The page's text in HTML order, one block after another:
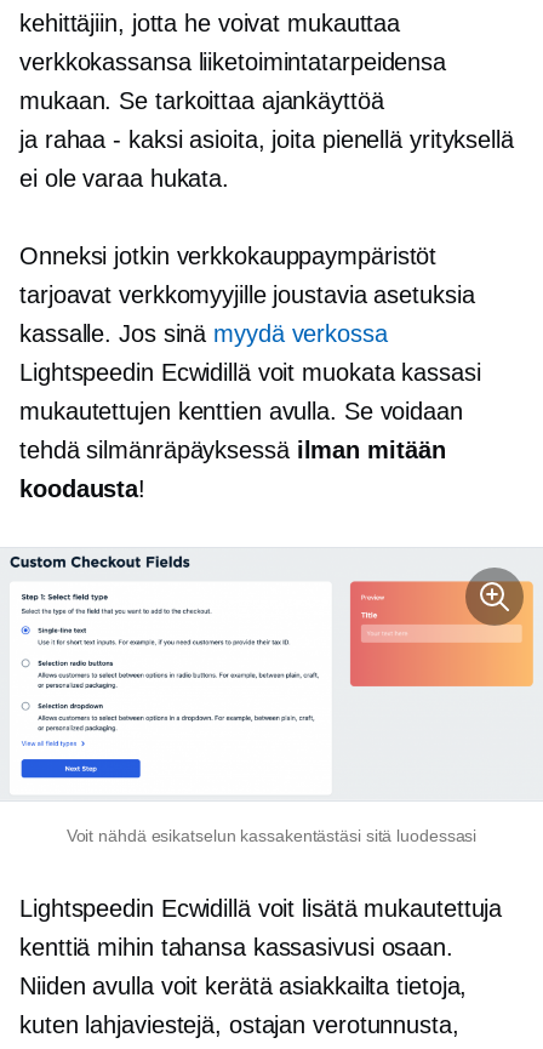
kehittäjiin, jotta he voivat mukauttaa
verkkokassansa liiketoimintatarpeidensa
mukaan. Se tarkoittaa ajankäyttöä
ja rahaa - kaksiasioita, joita pienellä yrityksellä
ei ole varaa hukata.
Onneksi jotkin verkkokauppaympäristöt
tarjoavat verkkomyyjille joustavia asetuksia
kassalle. Jos sinä myydä verkossa
Lightspeedin Ecwidillä voit muokata kassasi
mukautettujen kenttien avulla. Se voidaan
tehdä silmänräpäyksessä ilman mitään
koodausta!
Voit nähdä esikatselun kassakentästäsi sitä luodessasi
Lightspeedin Ecwidillä voit lisätä mukautettuja
kenttiä mihin tahansa kassasivusi osaan.
Niiden avulla voit kerätä asiakkailta tietoja,
kuten lahjaviestejä, ostajan verotunnusta,